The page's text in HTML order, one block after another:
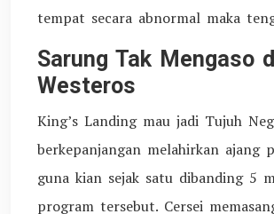
tempat secara abnormal maka
Sarung Tak Mengaso
Westeros
King’s Landing mau jadi Tujuh
berkepanjangan melahirkan ajang
guna kian sejak satu dibanding 5
program tersebut. Cersei